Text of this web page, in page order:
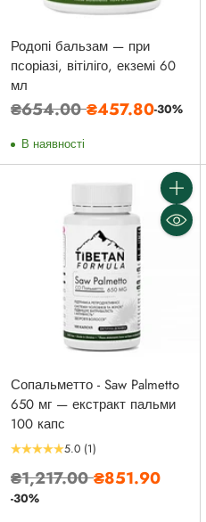
Родопі бальзам — при
псоріазі, вітіліго, екземі 60
мл
Звичайна
₴654.00₴457.80-30%
В наявності
Кількість
Сопальметто - Saw Palmetto
650 мг — екстракт пальми
100 капс
5.0 (1)
Звичайна
ціна
₴1,217.00₴851.90
-30%